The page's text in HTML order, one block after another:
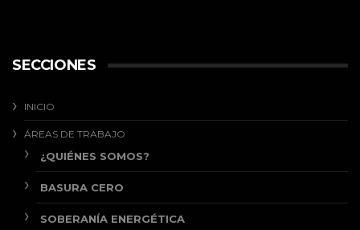
SECCIONES
INICIO
ÁREAS DE TRABAJO
¿QUIÉNES SOMOS?
BASURA CERO
SOBERANÍA ENERGÉTICA